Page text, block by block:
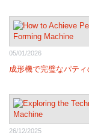
05/01/2026
成形機で完璧なパテ
26/12/2025